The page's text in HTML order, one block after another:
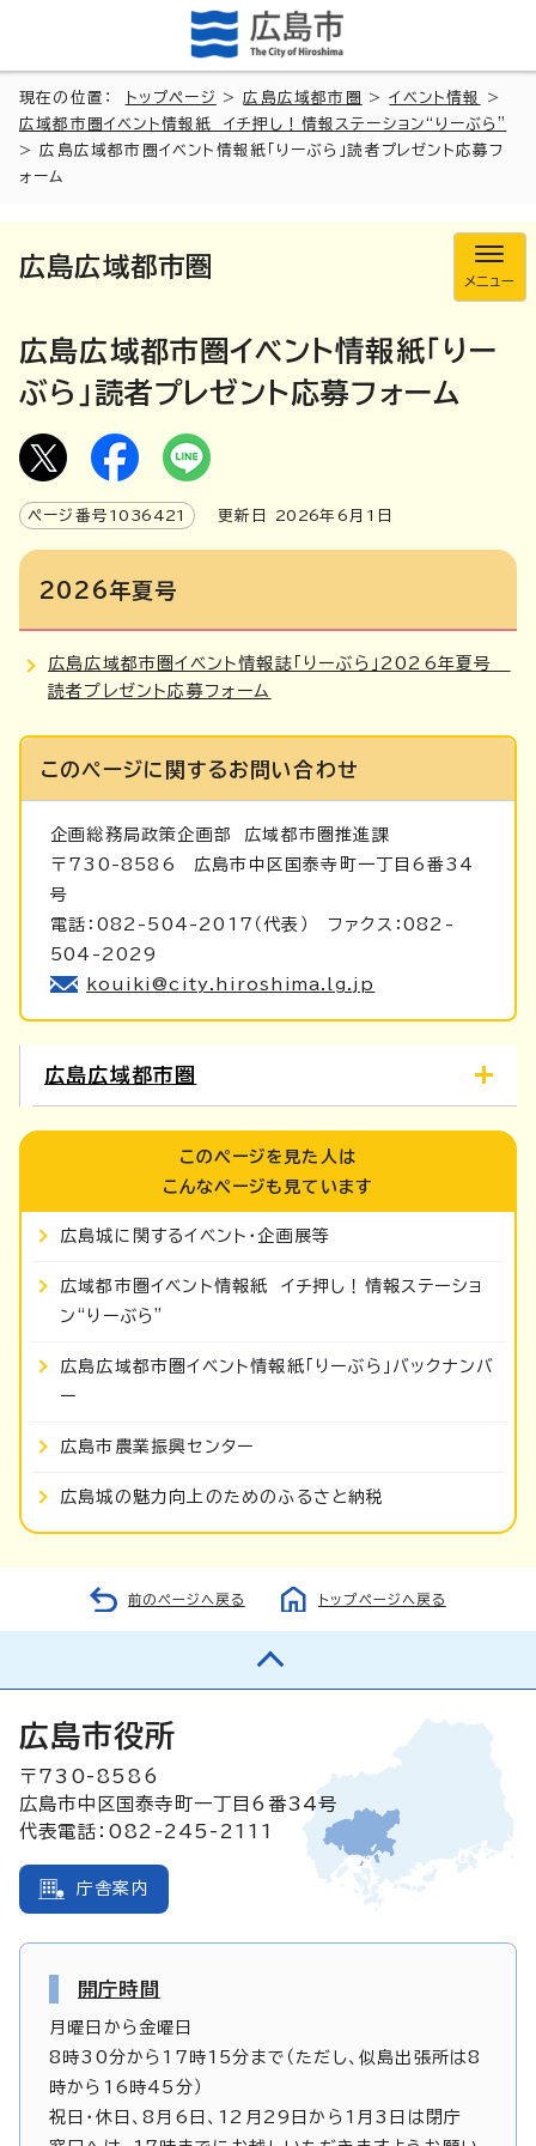
現在の位置： トップページ >広島広域都市圏 >イベント情報
>
広域都市圏イベント情報紙 イチ押し！情報ステーション“りーぶら”
> 広島広域都市圏イベント情報紙「りーぶら」読者プレゼント応募フ
ォーム
広島広域都市圏
メニュー
広島広域都市圏イベント情報紙「りー
ぶら」読者プレゼント応募フォーム
ページ番号 1036421 更新日 2026年6月1日
2026年夏号
広島広域都市圏イベント情報誌「りーぶら」2026年夏号
読者プレゼント応募フォーム
このページに関するお問い合わせ
企画総務局政策企画部 広域都市圏推進課
〒730-8586 広島市中区国泰寺町一丁目6番34
号
電話：082-504-2017（代表） ファクス：082-
504-2029
kouiki@city.hiroshima.lg.jp
広島広域都市圏
このページを見た人は
こんなページも見ています
広島城に関するイベント・企画展等
広域都市圏イベント情報紙 イチ押し！情報ステーショ
ン“りーぶら”
広島広域都市圏イベント情報紙「りーぶら」バックナンバ
ー
広島市農業振興センター
広島城の魅力向上のためのふるさと納税
前のページへ戻る トップページへ戻る
広島市役所
〒730-8586
広島市中区国泰寺町一丁目6番34号
代表電話：082-245-2111
庁舎案内
開庁時間
月曜日から金曜日
8時30分から17時15分まで（ただし、似島出張所は8
時から16時45分）
祝日・休日、8月6日、12月29日から1月3日は閉庁